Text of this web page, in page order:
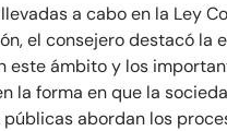
a cabo en la Ley
el consejero destacó la
este ámbito y los
la forma en que la
abordan los